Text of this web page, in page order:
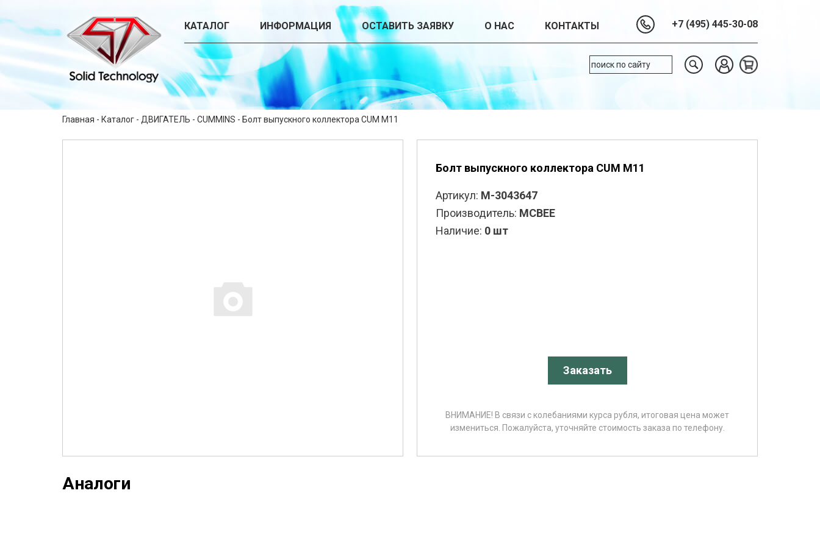
КАТАЛОГ ИНФОРМАЦИЯ ОСТАВИТЬ ЗАЯВКУ О НАС КОНТАКТЫ +7 (495) 445-30-08
Главная - Каталог - ДВИГАТЕЛЬ - CUMMINS - Болт выпускного коллектора CUM M11
Болт выпускного коллектора CUM M11
Артикул: M-3043647
Производитель: MCBEE
Наличие: 0 шт
Заказать
ВНИМАНИЕ! В связи с колебаниями курса рубля, итоговая цена может
измениться. Пожалуйста, уточняйте стоимость заказа по телефону.
Аналоги